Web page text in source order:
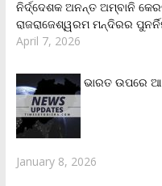
ନିର୍ଦ୍ଦେଶକ ଅନନ୍ତ ଅମ୍ବାନି
ରାଜରାଜେଶ୍ୱରମ ମନ୍ଦିରର
April 7, 2026
ଭାରତ ଉପରେ
January 8, 2026